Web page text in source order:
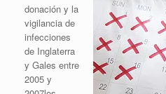
donación y la
vigilancia de
infecciones
de Inglaterra
y Gales entre
2005 y